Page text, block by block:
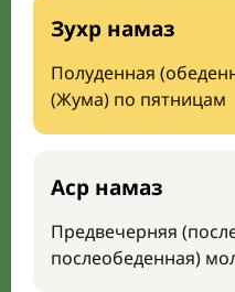
Зухр намаз
Полуденная
(Жума) по пятницам
Аср намаз
Предвечерняя
послеобеденная)